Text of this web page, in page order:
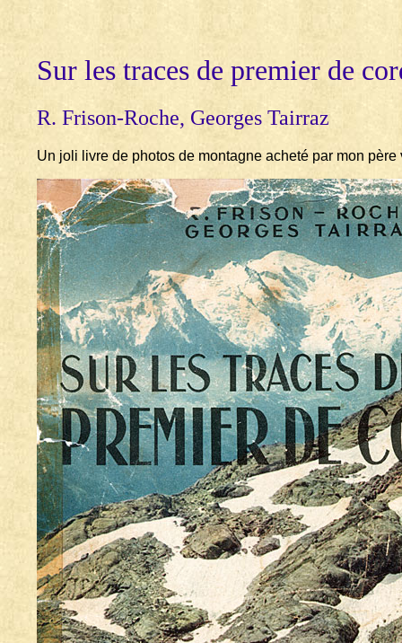
Sur les traces de premier de
R. Frison-Roche, Georges Tairraz
Un joli livre de photos de montagne acheté par mon père